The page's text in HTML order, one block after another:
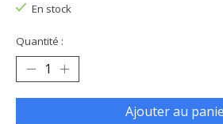
En stock
Quantité :
Ajouter au